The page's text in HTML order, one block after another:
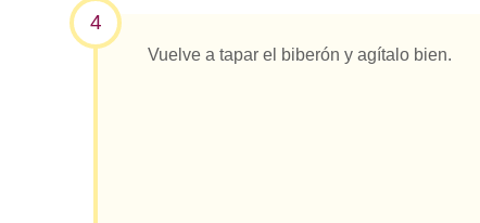
4
Vuelve a tapar el biberón y agítalo bien.